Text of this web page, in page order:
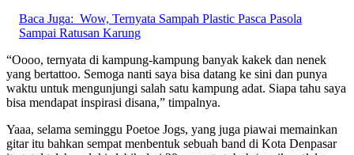
Baca Juga: Wow, Ternyata Sampah Plastic Pasca Pasola
Sampai Ratusan Karung
“Oooo, ternyata di kampung-kampung banyak kakek dan nenek
yang bertattoo. Semoga nanti saya bisa datang ke sini dan punya
waktu untuk mengunjungi salah satu kampung adat. Siapa tahu saya
bisa mendapat inspirasi disana,” timpalnya.
Yaaa, selama seminggu Poetoe Jogs, yang juga piawai memainkan
gitar itu bahkan sempat menbentuk sebuah band di Kota Denpasar